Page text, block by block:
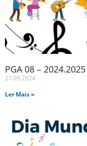
PGA 08 –
27.09.2024
Ler Mais »